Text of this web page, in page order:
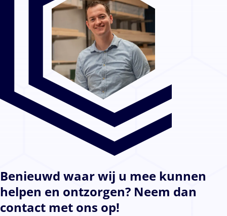
de woning, de woning staat te schitteren de tuin.
Bedankt Concuro!
Benieuwd waar wij u mee kunnen
helpen en ontzorgen? Neem dan
contact met ons op!